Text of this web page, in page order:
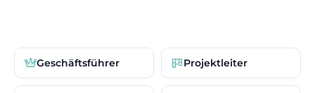
Geschäftsführer Projektleiter